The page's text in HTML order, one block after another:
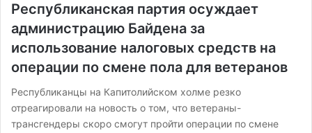
Республиканская партия осуждает
администрацию Байдена за
использование налоговых средств на
операции по смене пола для ветеранов
Республиканцы на Капитолийском холме резко
отреагировали на новость о том, что ветераны-
трансгендеры скоро смогут пройти операции по смене